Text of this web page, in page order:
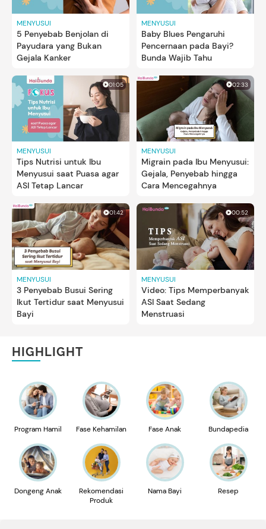
MENYUSUI
5 Penyebab Benjolan di
Payudara yang Bukan
Gejala Kanker
MENYUSUI
Baby Blues Pengaruhi
Pencernaan pada Bayi?
Bunda Wajib Tahu
01:05
MENYUSUI
Tips Nutrisi untuk Ibu
Menyusui saat Puasa agar
ASI Tetap Lancar
02:33
MENYUSUI
Migrain pada Ibu Menyusui:
Gejala, Penyebab hingga
Cara Mencegahnya
01:42
MENYUSUI
3 Penyebab Busui Sering
Ikut Tertidur saat Menyusui
Bayi
00:52
MENYUSUI
Video: Tips Memperbanyak
ASI Saat Sedang
Menstruasi
HIGHLIGHT
Program Hamil Fase Kehamilan Fase Anak Bundapedia
Dongeng Anak
Rekomendasi
Produk
Nama Bayi Resep